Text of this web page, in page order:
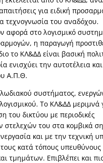
για ειδική
τεχνογνωσία του αναδόχου.
αφορά στο λογισμικό
η παραγωγή
το ΚΛ&ΔΔ είναι βασική
ενισχύει την αυτοτέλεια
Α.Π.Θ.
συστήματος,
Το ΚΛ&ΔΔ μεριμνά
του δικτύου με περιοδικές
στελεχών του στα κομβικά
και με την τεχνική
κατά τόπους υπευθύνους
τμημάτων. Επιβλέπει και